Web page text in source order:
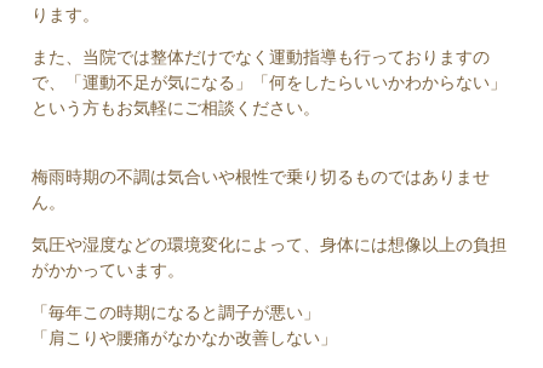
ります。
また、当院では整体だけでなく運動指導も行っておりますの
で、「運動不足が気になる」「何をしたらいいかわからない」
という方もお気軽にご相談ください。
梅雨時期の不調は気合いや根性で乗り切るものではありませ
ん。
気圧や湿度などの環境変化によって、身体には想像以上の負担
がかかっています。
「毎年この時期になると調子が悪い」
「肩こりや腰痛がなかなか改善しない」